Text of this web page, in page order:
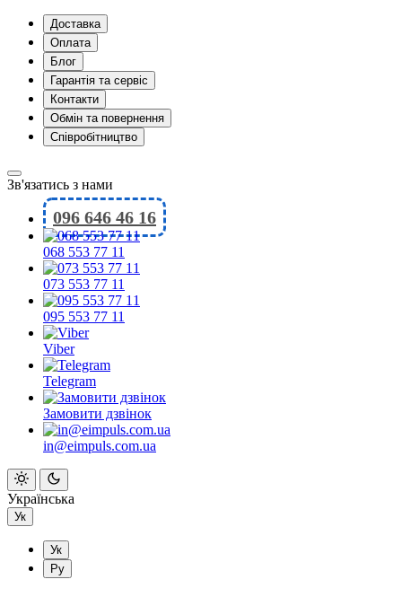
Доставка
Оплата
Блог
Гарантія та сервіс
Контакти
Обмін та повернення
Співробітництво
Зв'язатись з нами
096 646 46 16
068 553 77 11
073 553 77 11
095 553 77 11
Viber
Telegram
Замовити дзвінок
in@eimpuls.com.ua
Українська
Ук
Ук
Ру